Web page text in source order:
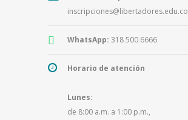
inscripciones@libertadores.edu.co
WhatsApp: 318 500 6666
Horario de atención
Lunes:
de 8:00 a.m. a 1:00 p.m.,